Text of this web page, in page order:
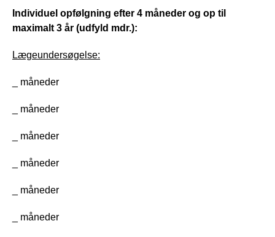
Individuel opfølgning efter 4 måneder og op til
maximalt 3 år (udfyld mdr.):
Lægeundersøgelse:
_ måneder
_ måneder
_ måneder
_ måneder
_ måneder
_ måneder